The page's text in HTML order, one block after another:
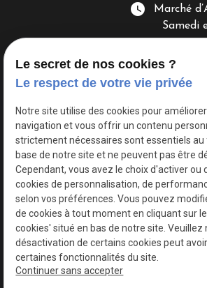
watch_later
Marché
Samedi
Mentions légales
Politique de
confidentialité
Gestion
cookies
Plan du site
Siret :
Le secret de nos cookies ?
Le respect de votre vie privée
Notre site utilise des cookies pour
navigation et vous offrir un contenu
strictement nécessaires sont essentiels
base de notre site et ne peuvent pas être
Cependant, vous avez le choix d'activer ou
cookies de personnalisation, de
selon vos préférences. Vous pouvez
de cookies à tout moment en cliquant sur
cookies' situé en bas de notre site. Veuillez
désactivation de certains cookies peut
certaines fonctionnalités du site.
Continuer sans accepter